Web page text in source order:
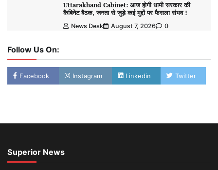
Uttarakhand Cabinet: आज होगी धामी सरकार की
कैबिनेट बैठक, जनता से जुड़े कई मुद्दों पर फैसला संभव !
News Desk August 7, 2026 0
Follow Us On:
Facebook Instagram Linkedin Twitter
Superior News